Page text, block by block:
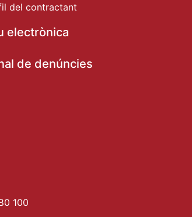
del contractant
electrònica
de denúncies
100